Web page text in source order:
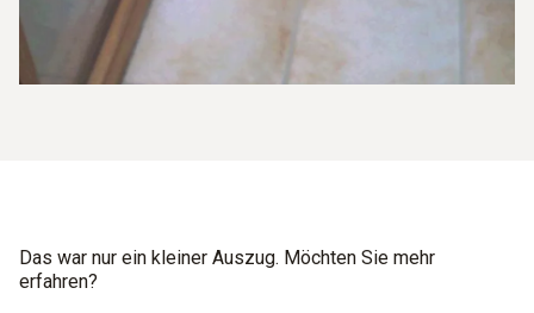
Das war nur ein kleiner Auszug. Möchten Sie mehr
erfahren?